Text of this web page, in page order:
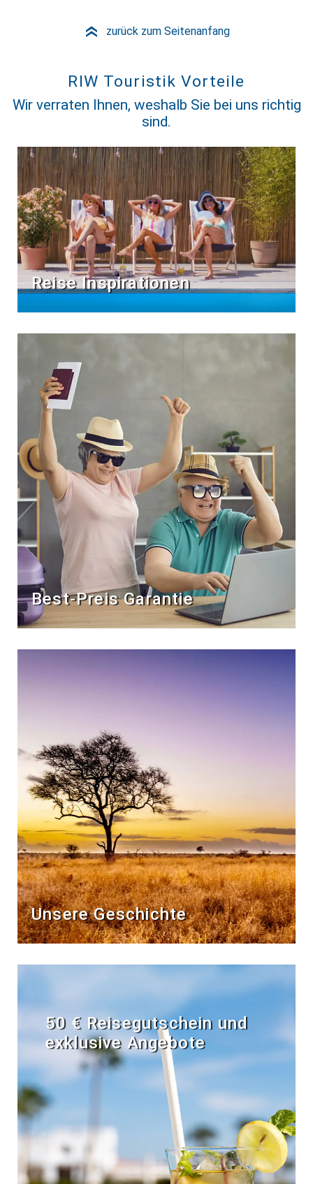
» zurück zum Seitenanfang
RIW Touristik Vorteile
Wir verraten Ihnen, weshalb Sie bei uns richtig
sind.
Reise Inspirationen
Best-Preis Garantie
Unsere Geschichte
50 € Reisegutschein und
exklusive Angebote